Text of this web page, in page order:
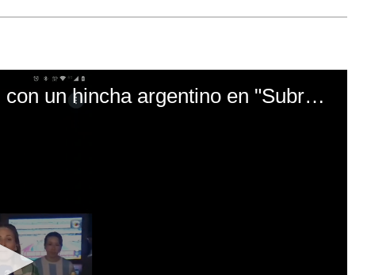
El mal momento de Yanina Gasañol con un hincha argentino en "Subrayado"